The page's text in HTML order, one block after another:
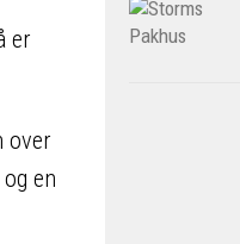
er
over
en